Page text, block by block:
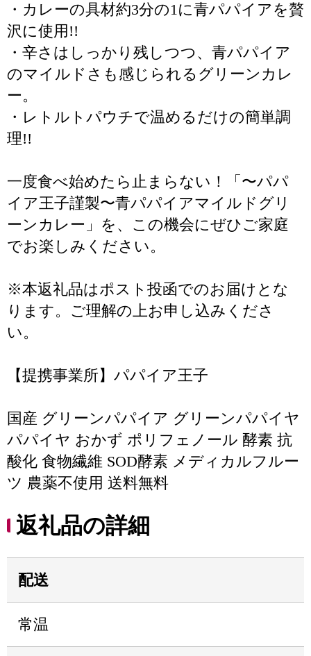
・カレーの具材約3分の1に青パパイアを贅
沢に使用!!
・辛さはしっかり残しつつ、青パパイア
のマイルドさも感じられるグリーンカレ
ー。
・レトルトパウチで温めるだけの簡単調
理!!
一度食べ始めたら止まらない！「〜パパ
イア王子謹製〜青パパイアマイルドグリ
ーンカレー」を、この機会にぜひご家庭
でお楽しみください。
※本返礼品はポスト投函でのお届けとな
ります。ご理解の上お申し込みくださ
い。
【提携事業所】パパイア王子
国産 グリーンパパイア グリーンパパイヤ
パパイヤ おかず ポリフェノール 酵素 抗
酸化 食物繊維 SOD酵素 メディカルフルー
ツ 農薬不使用 送料無料
返礼品の詳細
配送
常温